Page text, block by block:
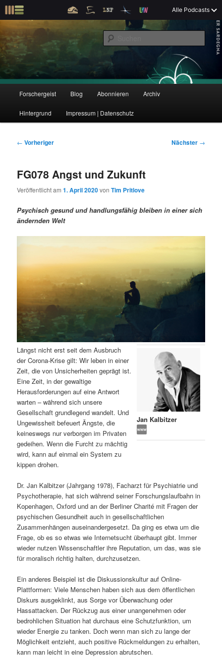
m
p
r
i
ä
Alle Podcasts
Forschergeist
Der Interview-Podcast zu Bildung und Forschung
u
e
p
Z
u
r
m
ä
r
n
I
n
h
a
l
t
s
r
i
n
g
e
Z
u
e
u
n
d
r
e
n
I
n
h
a
l
s
p
r
n
n
Forschergeist Blog Abonnieren Archiv
Hintergrund Impressum | Datenschutz
B
t
a
s
n
a
v
g
a
t
i
o
n
← Vorheriger Nächster →
FG078 Angst und Zukunft
Veröffentlicht am1. April 2020vonTim Pritlove
Psychisch gesund und handlungsfähig bleiben in einer sich
ändernden Welt
Jan Kalbitzer
Längst nicht erst seit dem Ausbruch
der Corona-Krise gilt: Wir leben in einer
Zeit, die von Unsicherheiten geprägt ist.
Eine Zeit, in der gewaltige
Herausforderungen auf eine Antwort
warten – während sich unsere
Gesellschaft grundlegend wandelt. Und
Ungewissheit befeuert Ängste, die
keineswegs nur verborgen im Privaten
gedeihen. Wenn die Furcht zu mächtig
wird, kann auf einmal ein System zu
kippen drohen.
Dr. Jan Kalbitzer (Jahrgang 1978), Facharzt für Psychiatrie und
Psychotherapie, hat sich während seiner Forschungslaufbahn in
Kopenhagen, Oxford und an der Berliner Charité mit Fragen der
psychischen Gesundheit auch in gesellschaftlichen
Zusammenhängen auseinandergesetzt. Da ging es etwa um die
Frage, ob es so etwas wie Internetsucht überhaupt gibt. Immer
wieder nutzen Wissenschaftler ihre Reputation, um das, was sie
für moralisch richtig halten, durchzusetzen.
Ein anderes Beispiel ist die Diskussionskultur auf Online-
Plattformen: Viele Menschen haben sich aus dem öffentlichen
Diskurs ausgeklinkt, aus Sorge vor Überwachung oder
Hassattacken. Der Rückzug aus einer unangenehmen oder
bedrohlichen Situation hat durchaus eine Schutzfunktion, um
wieder Energie zu tanken. Doch wenn man sich zu lange der
Möglichkeit entzieht, auch positive Rückmeldungen zu erhalten,
kann man leicht in eine Depression abrutschen.